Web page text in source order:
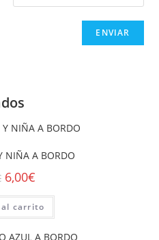
NIÑA A BORDO
6,00€
carrito